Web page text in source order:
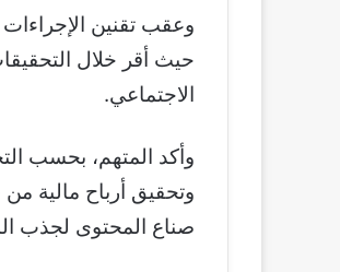
وعقب تقنين الإجراءات
حيث أقر خلال
الاجتماعي.
وأكد المتهم، بحسب
وتحقيق أرباح مالية
صناع المحتوى لجذب